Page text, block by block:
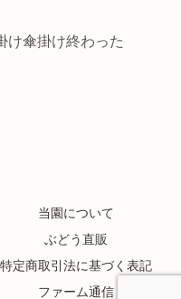
傘掛け終わった
当園について
ぶどう直販
特定商取引法に基づく表記
ファーム通信